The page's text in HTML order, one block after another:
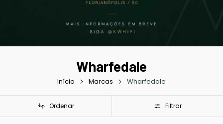
Wharfedale
Início Marcas Wharfedale
Ordenar Filtrar